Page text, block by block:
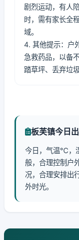
剧烈运动，有人
时，需有家长全
域。
4. 其他提示：户
急救药品，以备
踏草坪、丢弃垃
板芙镇今日出
今日，气温℃，
般，合理控制户
况，合理安排出
外时光。